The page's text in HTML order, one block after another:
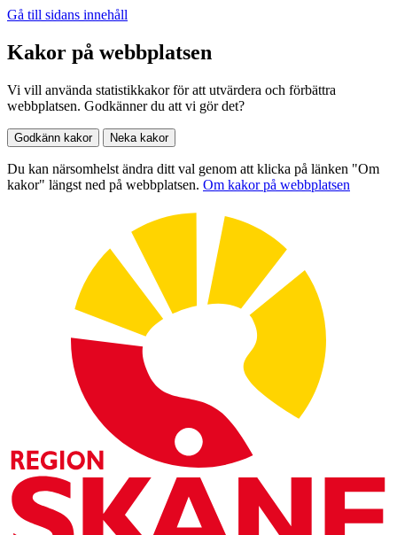
Gå till sidans innehåll
Kakor på webbplatsen
Vi vill använda statistikkakor för att utvärdera och förbättra
webbplatsen. Godkänner du att vi gör det?
Godkänn kakor Neka kakor
Du kan närsomhelst ändra ditt val genom att klicka på länken "Om
kakor" längst ned på webbplatsen. Om kakor på webbplatsen